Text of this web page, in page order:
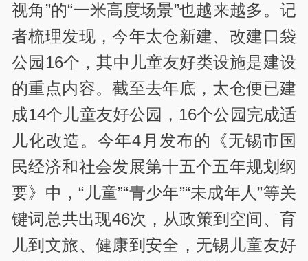
视角”的“一米高度场景”也越来越多。记
者梳理发现，今年太仓新建、改建口袋
公园16个，其中儿童友好类设施是建设
的重点内容。截至去年底，太仓便已建
成14个儿童友好公园，16个公园完成适
儿化改造。今年4月发布的《无锡市国
民经济和社会发展第十五个五年规划纲
要》中，“儿童”“青少年”“未成年人”等关
键词总共出现46次，从政策到空间、育
儿到文旅、健康到安全，无锡儿童友好